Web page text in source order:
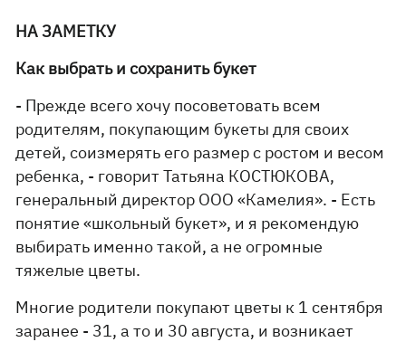
НА ЗАМЕТКУ
Как выбрать и сохранить букет
- Прежде всего хочу посоветовать всем
родителям, покупающим букеты для своих
детей, соизмерять его размер с ростом и весом
ребенка, - говорит Татьяна КОСТЮКОВА,
генеральный директор ООО «Камелия». - Есть
понятие «школьный букет», и я рекомендую
выбирать именно такой, а не огромные
тяжелые цветы.
Многие родители покупают цветы к 1 сентября
заранее - 31, а то и 30 августа, и возникает